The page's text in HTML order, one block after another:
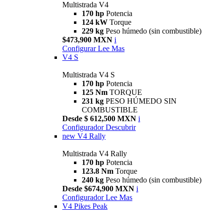
Multistrada V4
170 hp Potencia
124 kW Torque
229 kg Peso húmedo (sin combustible)
$473,900 MXN i
Configurar Lee Mas
V4 S
Multistrada V4 S
170 hp Potencia
125 Nm TORQUE
231 kg PESO HÚMEDO SIN
COMBUSTIBLE
Desde $ 612,500 MXN i
Configurador Descubrir
new V4 Rally
Multistrada V4 Rally
170 hp Potencia
123.8 Nm Torque
240 kg Peso húmedo (sin combustible)
Desde $674,900 MXN i
Configurador Lee Mas
V4 Pikes Peak